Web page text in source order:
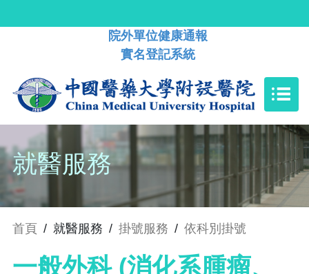
院外單位健康通報
實名登記系統
就醫服務
首頁 / 就醫服務 / 掛號服務 / 依科別掛號
一般外科 (消化系腫瘤、